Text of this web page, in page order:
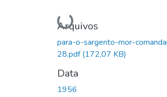
Carregando...
Arquivos
para-o-sargento-mor-
28.pdf(172,07 KB)
Data
1956